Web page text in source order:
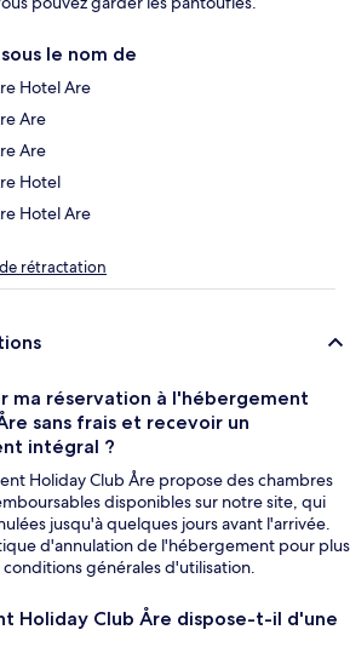
le nom de
Hotel Are
Are
Are
Hotel
Hotel Are
rétractation
ma réservation à l'hébergement
sans frais et recevoir un
intégral ?
Holiday Club Åre propose des chambres
disponibles sur notre site, qui
jusqu'à quelques jours avant l'arrivée.
d'annulation de l'hébergement pour plus
conditions générales d'utilisation.
Holiday Club Åre dispose-t-il d'une